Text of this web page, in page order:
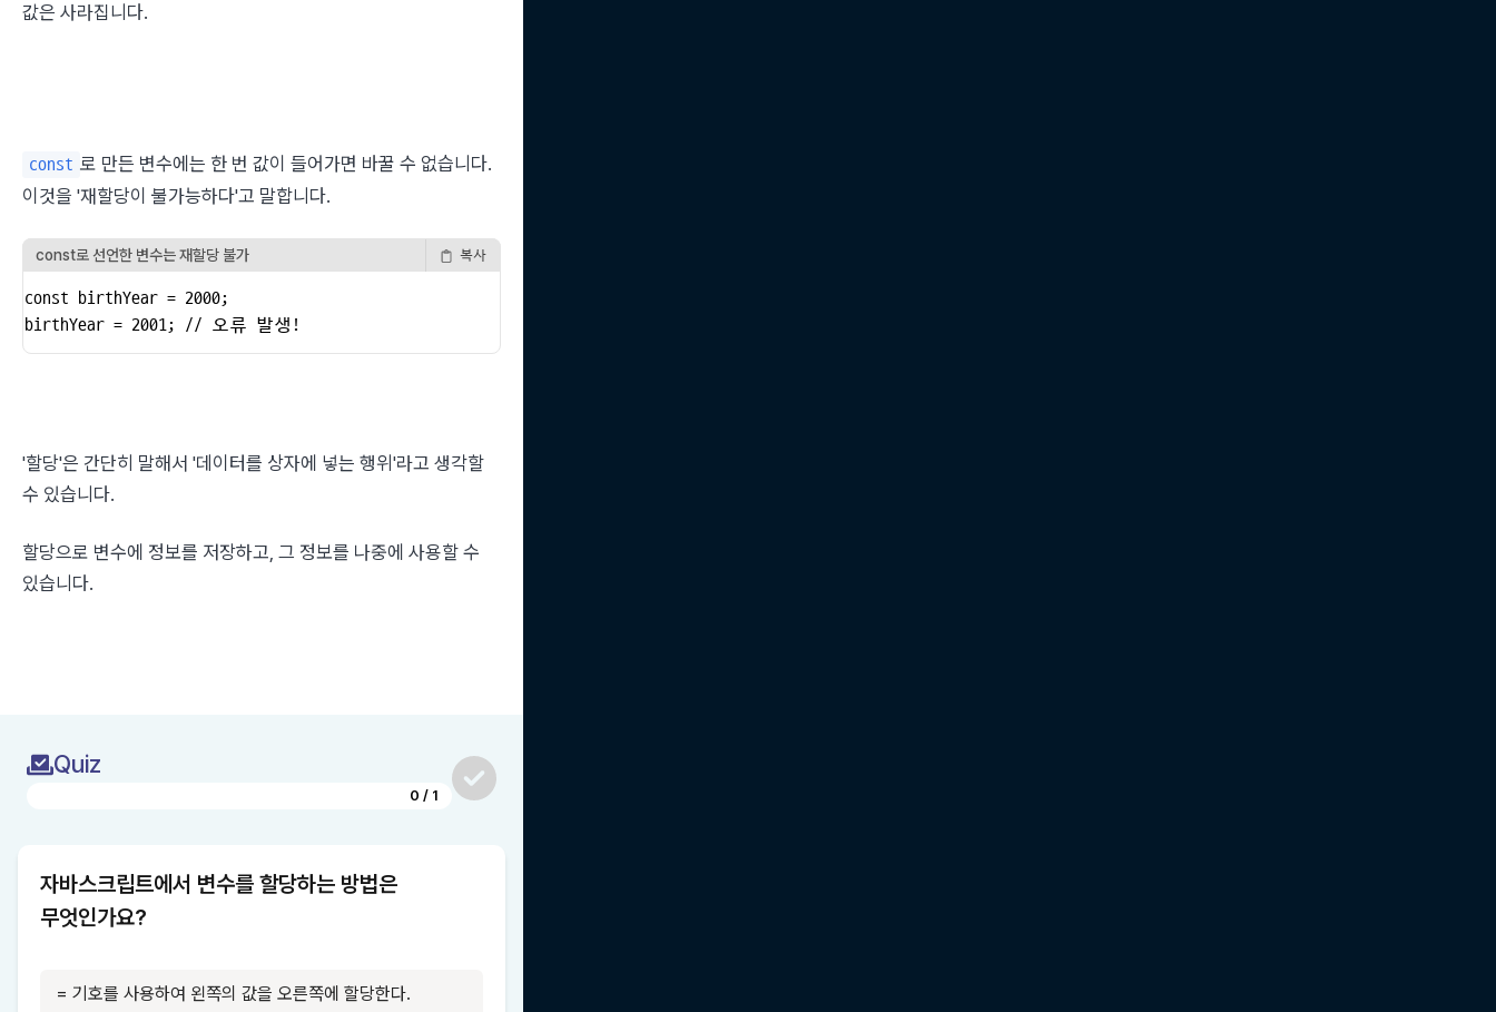
값은 사라집니다.
const 로 만든 변수에는 한 번 값이 들어가면 바꿀 수 없습니다.
이것을 '재할당이 불가능하다'고 말합니다.
const로 선언한 변수는 재할당 불가 복사
const birthYear = 2000;
birthYear = 2001; // 오류 발생!
'할당'은 간단히 말해서 '데이터를 상자에 넣는 행위'라고 생각할
수 있습니다.
할당으로 변수에 정보를 저장하고, 그 정보를 나중에 사용할 수
있습니다.
Quiz
0 / 1
자바스크립트에서 변수를 할당하는 방법은
무엇인가요?
= 기호를 사용하여 왼쪽의 값을 오른쪽에 할당한다.